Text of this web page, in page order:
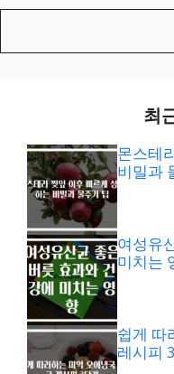
최
몬스테
비밀과
여성유
미치는
쉽게 따
레시피